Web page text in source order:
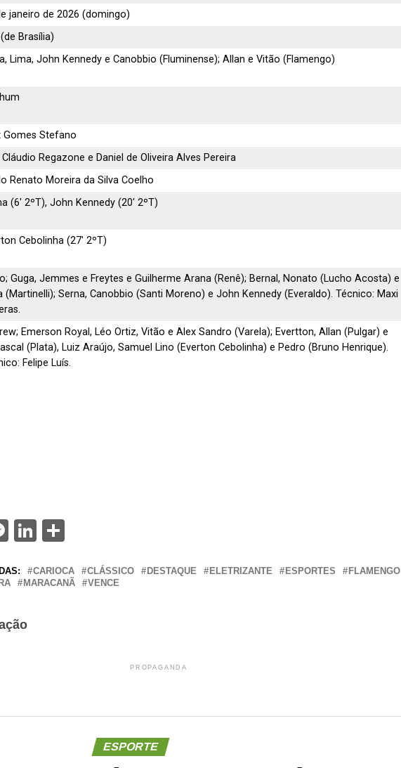
janeiro de 2026 (domingo)
Brasília)
Lima, John Kennedy e Canobbio (Fluminense); Allan e Vitão (Flamengo)
Gomes Stefano
Cláudio Regazone e Daniel de Oliveira Alves Pereira
Renato Moreira da Silva Coelho
(6′ 2ºT), John Kennedy (20′ 2ºT)
Cebolinha (27′ 2ºT)
Guga, Jemmes e Freytes e Guilherme Arana (Renê); Bernal, Nonato (Lucho Acosta) e
(Martinelli); Serna, Canobbio (Santi Moreno) e John Kennedy (Everaldo). Técnico: Maxi
Emerson Royal, Léo Ortiz, Vitão e Alex Sandro (Varela); Evertton, Allan (Pulgar) e
(Plata), Luiz Araújo, Samuel Lino (Everton Cebolinha) e Pedro (Bruno Henrique).
Felipe Luís.
Messenger
LinkedIn
CARIOCA CLÁSSICO DESTAQUE ELETRIZANTE ESPORTES
FLAMENGO
MARACANÃ VENCE
PROPAGANDA
ESPORTE